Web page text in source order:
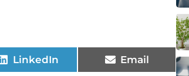
LinkedIn Email